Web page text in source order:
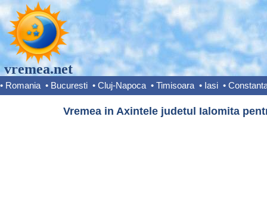
vremea.net
• Romania • Bucuresti • Cluj-Napoca • Timisoara • Iasi •
Vremea in Axintele judetul Ialomita